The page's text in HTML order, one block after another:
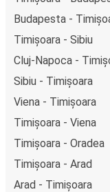
Budapesta -
Timișoara - Sibiu
Cluj-Napoca -
Sibiu - Timișoara
Viena - Timișoara
Timișoara - Viena
Timișoara - Oradea
Timișoara - Arad
Arad - Timișoara